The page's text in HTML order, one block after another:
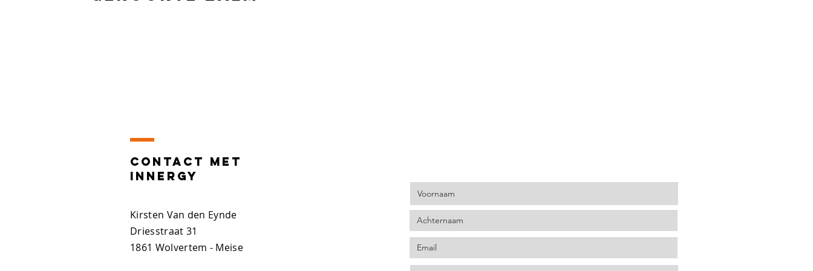
Contact MET
INNERGY
Kirsten Van den Eynde
Driesstraat 31
1861 Wolvertem - Meise